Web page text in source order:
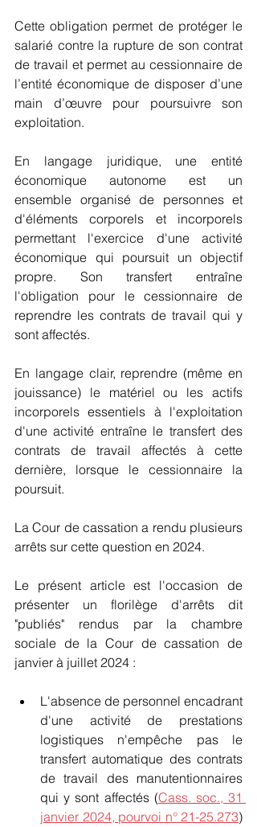
Cette obligation permet de protéger le
salarié contre la rupture de son contrat
de travail et permet au cessionnaire de
l’entité économique de disposer d’une
main d’œuvre pour poursuivre son
exploitation.
En langage juridique, une entité
économique autonome est un
ensemble organisé de personnes et
d'éléments corporels et incorporels
permettant l'exercice d'une activité
économique qui poursuit un objectif
propre. Son transfert entraîne
l'obligation pour le cessionnaire de
reprendre les contrats de travail qui y
sont affectés.
En langage clair, reprendre (même en
jouissance) le matériel ou les actifs
incorporels essentiels à l'exploitation
d'une activité entraîne le transfert des
contrats de travail affectés à cette
dernière, lorsque le cessionnaire la
poursuit.
La Cour de cassation a rendu plusieurs
arrêts sur cette question en 2024.
Le présent article est l'occasion de
présenter un florilège d'arrêts dit
"publiés" rendus par la chambre
sociale de la Cour de cassation de
janvier à juillet 2024 :
L'absence de personnel encadrant
d'une activité de prestations
logistiques n'empêche pas le
transfert automatique des contrats
de travail des manutentionnaires
qui y sont affectés (Cass. soc., 31
janvier 2024, pourvoi n° 21-25.273)